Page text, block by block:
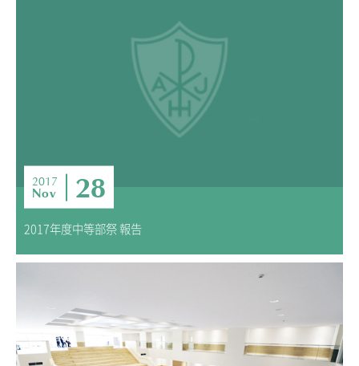
2017
Nov 28
2017年度中等部祭 報告